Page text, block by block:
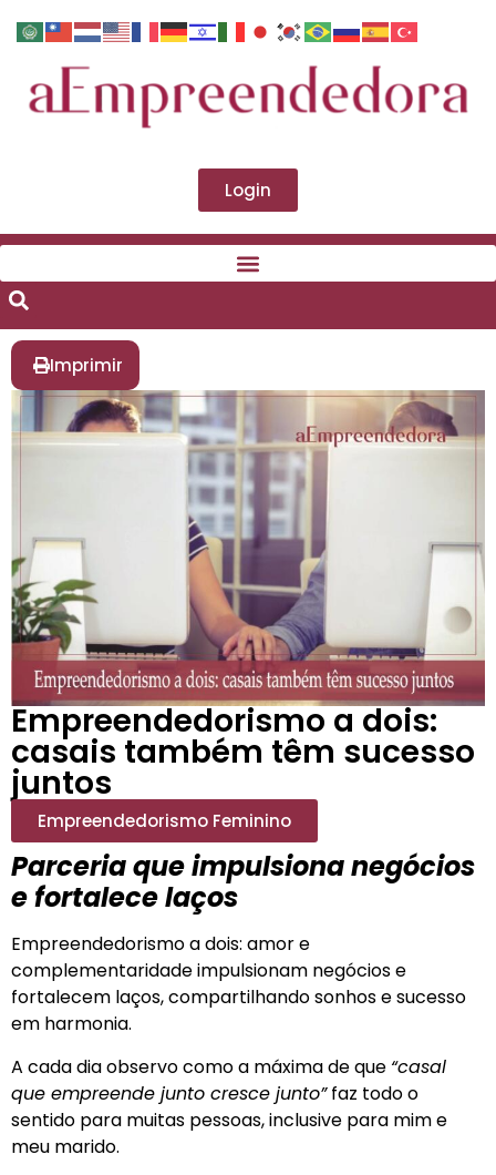
Login
Imprimir
Empreendedorismo a dois:
casais também têm sucesso
juntos
Empreendedorismo Feminino
Parceria que impulsiona negócios
e fortalece laços
Empreendedorismo a dois: amor e
complementaridade impulsionam negócios e
fortalecem laços, compartilhando sonhos e sucesso
em harmonia.
A cada dia observo como a máxima de que “casal
que empreende junto cresce junto”faz todo o
sentido para muitas pessoas, inclusive para mim e
meu marido.